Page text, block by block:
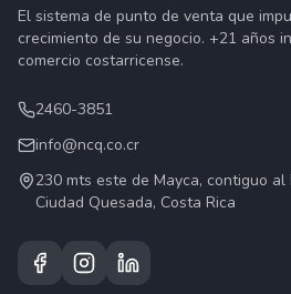
El sistema de punto de venta que
crecimiento de su negocio. +21 años
comercio costarricense.
2460-3851
info@ncq.co.cr
230 mts este de Mayca, contiguo al
Ciudad Quesada, Costa Rica